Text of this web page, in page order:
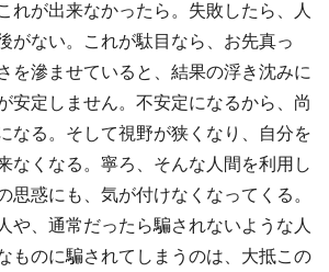
れが出来なかったら。失敗したら、人
がない。これが駄目なら、お先真っ
を滲ませていると、結果の浮き沈みに
安定しません。不安定になるから、尚
なる。そして視野が狭くなり、自分を
なくなる。寧ろ、そんな人間を利用し
思惑にも、気が付けなくなってくる。
や、通常だったら騙されないような人
ものに騙されてしまうのは、大抵この